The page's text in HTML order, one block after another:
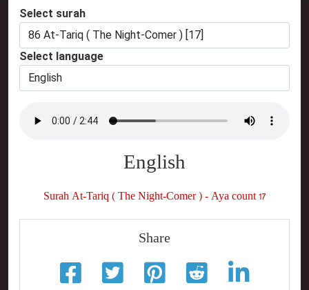
Select surah
Select language
English
Surah At-Tariq ( The Night-Comer ) - Aya count 17
Share